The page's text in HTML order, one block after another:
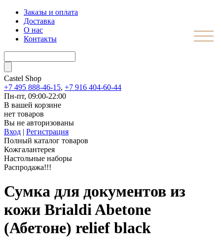
Заказы и оплата
Доставка
О нас
Контакты
Castel Shop
+7 495 888-46-15, +7 916 404-60-44
Пн-пт, 09:00-22:00
В вашей корзине
нет товаров
Вы не авторизованы
Вход | Регистрация
Полный каталог товаров
Кожгалантерея
Настольные наборы
Распродажа!!!
Сумка для документов из
кожи Brialdi Abetone
(Абетоне) relief black